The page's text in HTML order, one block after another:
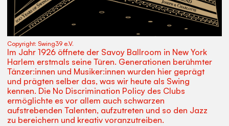
Im Jahr 1926 öffnete der Savoy Ballroom in New York
Harlem erstmals seine Türen. Generationen berühmter
Tänzer:innen und Musiker:innen wurden hier geprägt
und prägten selber das, was wir heute als Swing
kennen. Die No Discrimination Policy des Clubs
ermöglichte es vor allem auch schwarzen
aufstrebenden Talenten, aufzutreten und so den Jazz
zu bereichern und kreativ voranzutreiben.
Copyright: Swing39 e.V.